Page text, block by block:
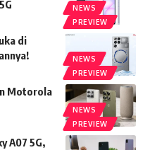
NEWS
PREVIEW
NEWS
PREVIEW
di
NEWS
PREVIEW
Motorola
A07 5G,